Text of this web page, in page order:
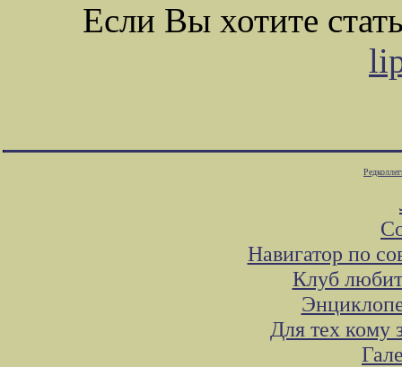
Если Вы хотите
Навигатор по
Клуб
Для тех кому